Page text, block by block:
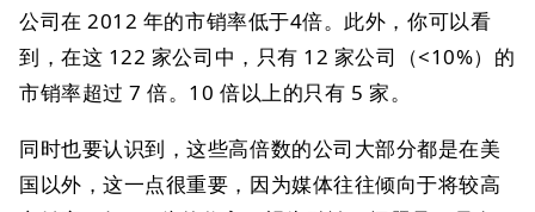
公司在 2012 年的市销率低于4倍。此外，你可以看
到，在这 122 家公司中，只有 12 家公司（<10%）的
市销率超过 7 倍。10 倍以上的只有 5 家。
同时也要认识到，这些高倍数的公司大部分都是在美
国以外，这一点很重要，因为媒体往往倾向于将较高